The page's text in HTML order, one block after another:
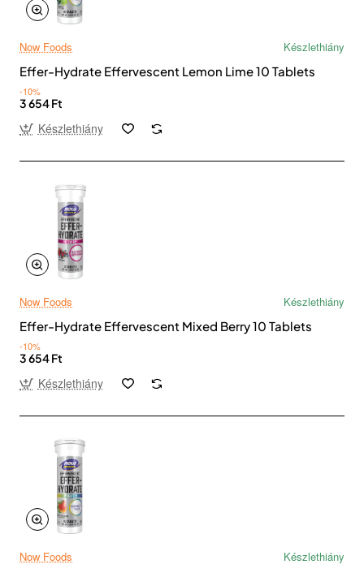
Now Foods
Készlethiány
Effer-Hydrate Effervescent Lemon Lime 10 Tablets
-10%
3 654 Ft
Készlethiány
Now Foods
Készlethiány
Effer-Hydrate Effervescent Mixed Berry 10 Tablets
-10%
3 654 Ft
Készlethiány
Now Foods
Készlethiány